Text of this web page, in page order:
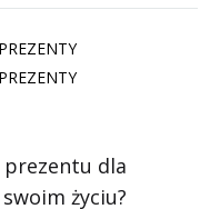
PREZENTY
PREZENTY
prezentu dla
życiu?